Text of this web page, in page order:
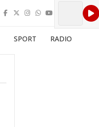
SPORT RADIO